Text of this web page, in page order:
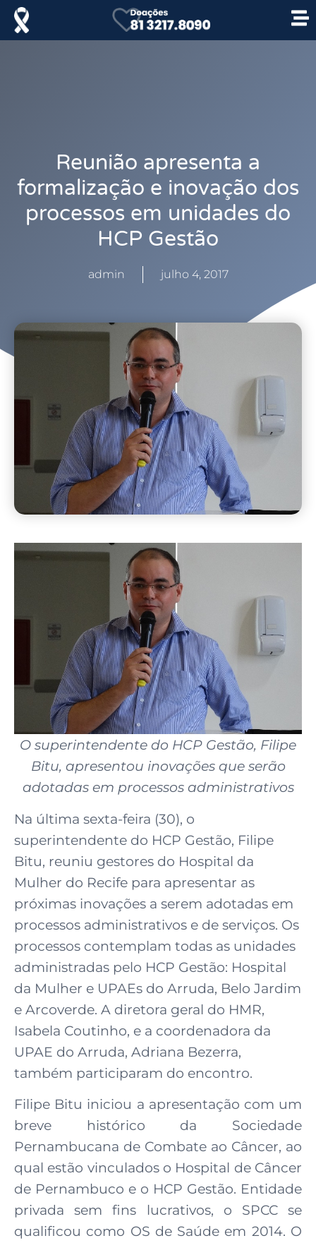
Reunião apresenta a
formalização e inovação dos
processos em unidades do
HCP Gestão
admin julho 4, 2017
O superintendente do HCP Gestão, Filipe
Bitu, apresentou inovações que serão
adotadas em processos administrativos
Na última sexta-feira (30), o
superintendente do HCP Gestão, Filipe
Bitu, reuniu gestores do Hospital da
Mulher do Recife para apresentar as
próximas inovações a serem adotadas em
processos administrativos e de serviços. Os
processos contemplam todas as unidades
administradas pelo HCP Gestão: Hospital
da Mulher e UPAEs do Arruda, Belo Jardim
e Arcoverde. A diretora geral do HMR,
Isabela Coutinho, e a coordenadora da
UPAE do Arruda, Adriana Bezerra,
também participaram do encontro.
Filipe Bitu iniciou a apresentação com um
breve histórico da Sociedade
Pernambucana de Combate ao Câncer, ao
qual estão vinculados o Hospital de Câncer
de Pernambuco e o HCP Gestão. Entidade
privada sem fins lucrativos, o SPCC se
qualificou como OS de Saúde em 2014. O